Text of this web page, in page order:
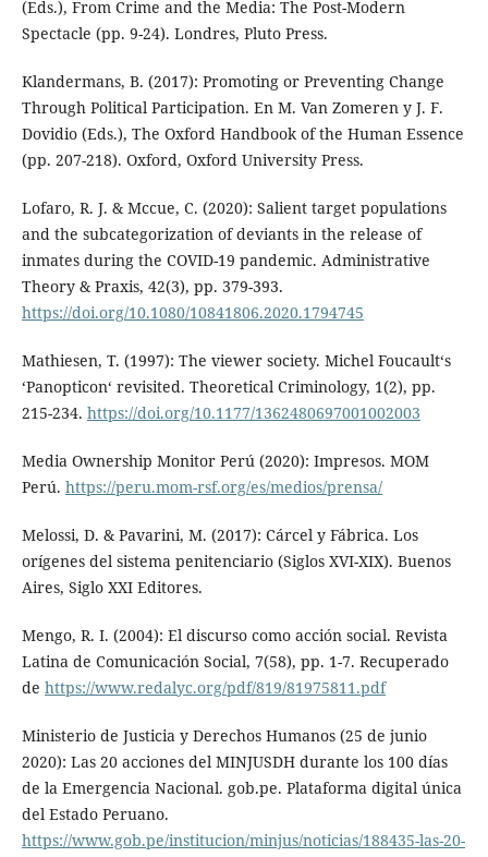
(Eds.), From Crime and the Media: The Post-Modern
Spectacle (pp. 9-24). Londres, Pluto Press.
Klandermans, B. (2017): Promoting or Preventing Change
Through Political Participation. En M. Van Zomeren y J. F.
Dovidio (Eds.), The Oxford Handbook of the Human Essence
(pp. 207-218). Oxford, Oxford University Press.
Lofaro, R. J. & Mccue, C. (2020): Salient target populations
and the subcategorization of deviants in the release of
inmates during the COVID-19 pandemic. Administrative
Theory & Praxis, 42(3), pp. 379-393.
https://doi.org/10.1080/10841806.2020.1794745
Mathiesen, T. (1997): The viewer society. Michel Foucault‘s
‘Panopticon‘ revisited. Theoretical Criminology, 1(2), pp.
215-234. https://doi.org/10.1177/1362480697001002003
Media Ownership Monitor Perú (2020): Impresos. MOM
Perú. https://peru.mom-rsf.org/es/medios/prensa/
Melossi, D. & Pavarini, M. (2017): Cárcel y Fábrica. Los
orígenes del sistema penitenciario (Siglos XVI-XIX). Buenos
Aires, Siglo XXI Editores.
Mengo, R. I. (2004): El discurso como acción social. Revista
Latina de Comunicación Social, 7(58), pp. 1-7. Recuperado
de https://www.redalyc.org/pdf/819/81975811.pdf
Ministerio de Justicia y Derechos Humanos (25 de junio
2020): Las 20 acciones del MINJUSDH durante los 100 días
de la Emergencia Nacional. gob.pe. Plataforma digital única
del Estado Peruano.
https://www.gob.pe/institucion/minjus/noticias/188435-las-20-